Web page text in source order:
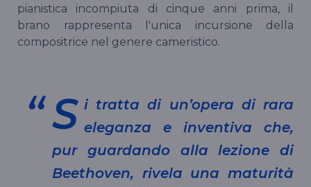
pianistica incompiuta di cinque anni prima, il
brano rappresenta l'unica incursione della
compositrice nel genere cameristico.
S i tratta di un’opera di rara
eleganza e inventiva che,
pur guardando alla lezione di
Beethoven, rivela una maturità